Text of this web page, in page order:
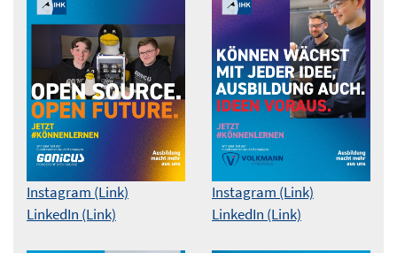
Instagram (Link)
LinkedIn (Link)
Instagram (Link)
LinkedIn (Link)